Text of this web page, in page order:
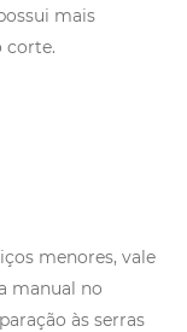
mais
corte.
menores, vale
manual no
às serras